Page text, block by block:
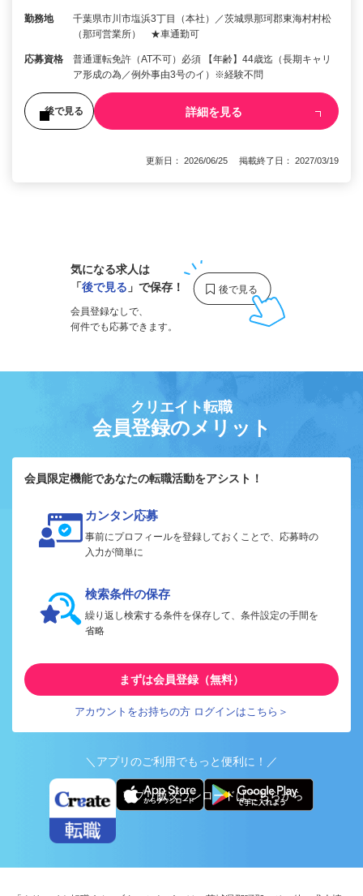
勤務地
千葉県市川市塩浜3丁目（本社）／茨城県那珂郡東海村村松
（那珂営業所） ★車通勤可
応募資格
普通運転免許（AT不可）必須 【年齢】44歳迄（長期キャリ
ア形成の為／例外事由3号のイ）※経験不問
後で見る 詳細を見る
更新日： 2026/06/25 掲載終了日： 2027/03/19
気になる求人は
「後で見る 」で保存！
会員登録なしで、
何件でも応募できます。
クリエイト転職
会員登録のメリット
会員限定機能であなたの転職活動をアシスト！
カンタン応募
事前にプロフィールを登録しておくことで、応募時の
入力が簡単に
検索条件の保存
繰り返し検索する条件を保存して、条件設定の手間を
省略
まずは会員登録（無料）
アカウントをお持ちの方 ログインはこちら＞
＼アプリのご利用でもっと便利に！／
アプリ版ダウンロードはこちらから